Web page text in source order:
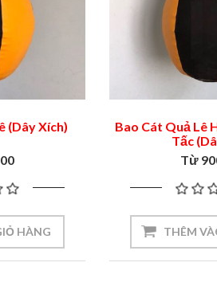
(Dây Xích)
Bao Cát Quả Lê
Tấc
Từ